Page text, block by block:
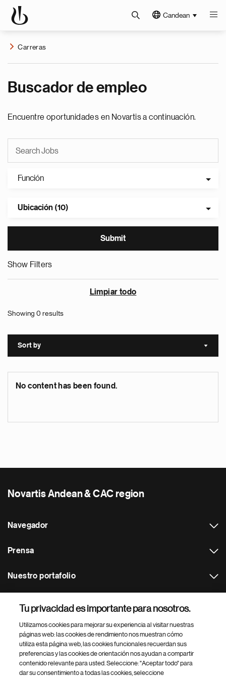
Candean
Carreras
Buscador de empleo
Encuentre oportunidades en Novartis a continuación.
Función
Ubicación (10)
Show Filters
Limpiar todo
Showing 0 results
Sort by Sort
No content has been found.
Novartis Andean & CAC region
Navegador
Prensa
Nuestro portafolio
Footer Site Search
Tu privacidad es importante para nosotros.
Utilizamos cookies para mejorar su experiencia al visitar nuestras
páginas web: las cookies de rendimiento nos muestran cómo
utiliza esta página web, las cookies funcionales recuerdan sus
preferencias y las cookies de orientación nos ayudan a compartir
contenido relevante para usted. Seleccione: "Aceptar todo" para
dar su consentimiento a todas las cookies, seleccione